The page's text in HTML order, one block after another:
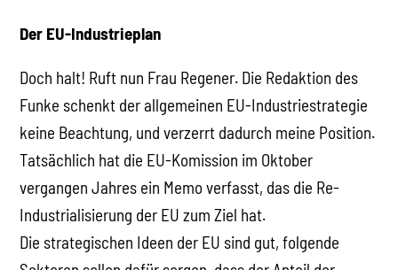
Der EU-Industrieplan
Doch halt! Ruft nun Frau Regener. Die Redaktion des
Funke schenkt der allgemeinen EU-Industriestrategie
keine Beachtung, und verzerrt dadurch meine Position.
Tatsächlich hat die EU-Komission im Oktober
vergangen Jahres ein Memo verfasst, das die Re-
Industrialisierung der EU zum Ziel hat.
Die strategischen Ideen der EU sind gut, folgende